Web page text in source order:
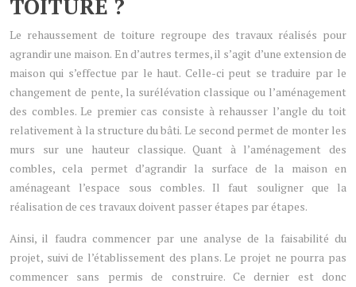
TOITURE ?
Le rehaussement de toiture regroupe des travaux réalisés pour
agrandir une maison. En d’autres termes, il s’agit d’une extension de
maison qui s’effectue par le haut. Celle-ci peut se traduire par le
changement de pente, la surélévation classique ou l’aménagement
des combles. Le premier cas consiste à rehausser l’angle du toit
relativement à la structure du bâti. Le second permet de monter les
murs sur une hauteur classique. Quant à l’aménagement des
combles, cela permet d’agrandir la surface de la maison en
aménageant l’espace sous combles. Il faut souligner que la
réalisation de ces travaux doivent passer étapes par étapes.
Ainsi, il faudra commencer par une analyse de la faisabilité du
projet, suivi de l’établissement des plans. Le projet ne pourra pas
commencer sans permis de construire. Ce dernier est donc